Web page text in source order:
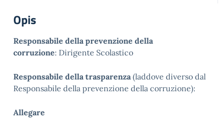
Opis
Responsabile della prevenzione della
corruzione: Dirigente Scolastico
Responsabile della trasparenza(laddove diverso dal
Responsabile della prevenzione della corruzione):
Allegare